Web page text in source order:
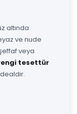
altında
ve nude
veya
tesettür